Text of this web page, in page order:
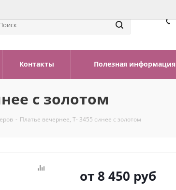
Контакты Полезная информация
с золотом
- Платье вечернее, Т- 3455 синее с золотом
от 8 450 руб